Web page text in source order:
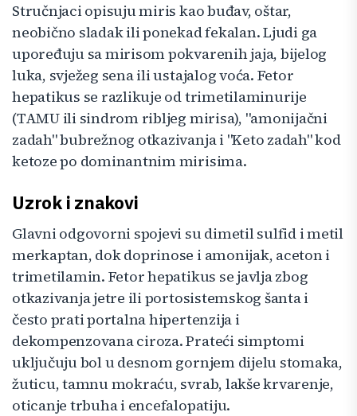
Stručnjaci opisuju miris kao buđav, oštar,
neobično sladak ili ponekad fekalan. Ljudi ga
upoređuju sa mirisom pokvarenih jaja, bijelog
luka, svježeg sena ili ustajalog voća. Fetor
hepatikus se razlikuje od trimetilaminurije
(TAMU ili sindrom ribljeg mirisa), "amonijačni
zadah" bubrežnog otkazivanja i "Keto zadah" kod
ketoze po dominantnim mirisima.
Uzrok i znakovi
Glavni odgovorni spojevi su dimetil sulfid i metil
merkaptan, dok doprinose i amonijak, aceton i
trimetilamin. Fetor hepatikus se javlja zbog
otkazivanja jetre ili portosistemskog šanta i
često prati portalna hipertenzija i
dekompenzovana ciroza. Prateći simptomi
uključuju bol u desnom gornjem dijelu stomaka,
žuticu, tamnu mokraću, svrab, lakše krvarenje,
oticanje trbuha i encefalopatiju.